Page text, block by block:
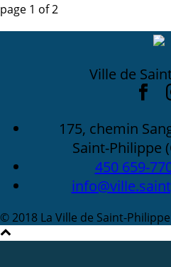
page 1 of2
Ville de
175, chemin
Saint-Philippe
450 659-
© 2018 La Ville de Saint-